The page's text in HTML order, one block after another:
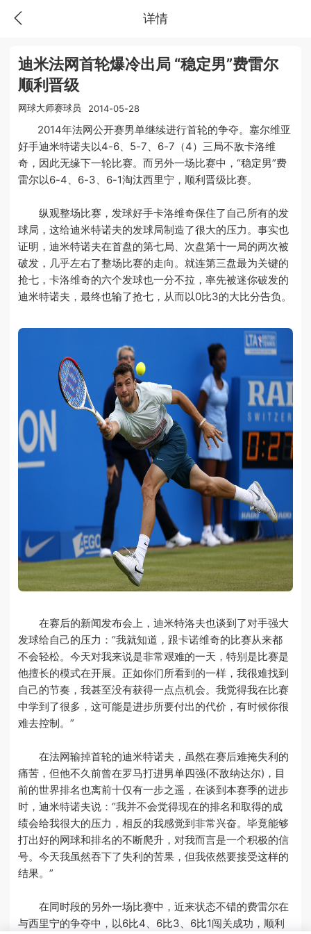
详情
迪米法网首轮爆冷出局 “稳定男”费雷尔
顺利晋级
网球大师赛球员 2014-05-28
2014年法网公开赛男单继续进行首轮的争夺。塞尔维亚
好手迪米特诺夫以4-6、5-7、6-7（4）三局不敌卡洛维
奇，因此无缘下一轮比赛。而另外一场比赛中，“稳定男”费
雷尔以6-4、6-3、6-1淘汰西里宁，顺利晋级比赛。
纵观整场比赛，发球好手卡洛维奇保住了自己所有的发
球局，这给迪米特诺夫的发球局制造了很大的压力。事实也
证明，迪米特诺夫在首盘的第七局、次盘第十一局的两次被
破发，几乎左右了整场比赛的走向。就连第三盘最为关键的
抢七，卡洛维奇的六个发球也一分不拉，率先被迷你破发的
迪米特诺夫，最终也输了抢七，从而以0比3的大比分告负。
在赛后的新闻发布会上，迪米特洛夫也谈到了对手强大
发球给自己的压力：“我就知道，跟卡诺维奇的比赛从来都
不会轻松。今天对我来说是非常艰难的一天，特别是比赛是
他擅长的模式在开展。正如你们所看到的一样，我很难找到
自己的节奏，我甚至没有获得一点点机会。我觉得我在比赛
中学到了很多，这可能是进步所要付出的代价，有时候你很
难去控制。”
在法网输掉首轮的迪米特诺夫，虽然在赛后难掩失利的
痛苦，但他不久前曾在罗马打进男单四强(不敌纳达尔)，目
前的世界排名也离前十仅有一步之遥，在谈到本赛季的进步
时，迪米特诺夫说：“我并不会觉得现在的排名和取得的成
绩会给我很大的压力，相反的我感觉到非常兴奋。毕竟能够
打出好的网球和排名的不断爬升，对我而言是一个积极的信
号。今天我虽然吞下了失利的苦果，但我依然要接受这样的
结果。”
在同时段的另外一场比赛中，近来状态不错的费雷尔在
与西里宁的争夺中，以6比4、6比3、6比1闯关成功，顺利